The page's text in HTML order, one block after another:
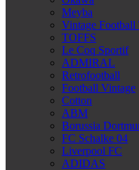
Meyba
Vintage Football
TOFFS
Le Coq Sportif
ADMIRAL
Retrofootball
Football Vintage
Cotton
ABM
Borussia
FC Schalke 04
Liverpool FC
ADIDAS